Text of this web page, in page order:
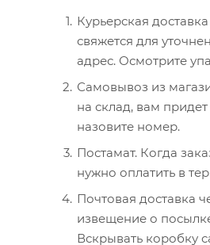
Курьерская
свяжется для
адрес. Осмотрите
Самовывоз из
на склад, вам
назовите номер.
Постамат. Когда
нужно оплатить в
Почтовая доставка
извещение о
Вскрывать коробку